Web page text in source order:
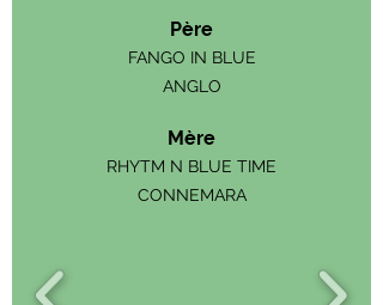
Père
FANGO IN BLUE
ANGLO
Mère
RHYTM N BLUE TIME
CONNEMARA